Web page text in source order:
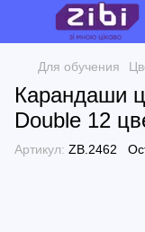
Для обучения
Карандаши
Double 12
Артикул: ZB.2462